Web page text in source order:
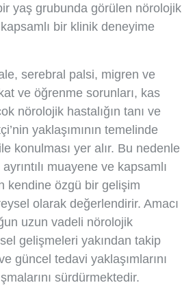
yaş grubunda görülen nörolojik
bir klinik deneyime
serebral palsi, migren ve
ve öğrenme sorunları, kas
nörolojik hastalığın tanı ve
yaklaşımının temelinde
konulması yer alır. Bu nedenle
muayene ve kapsamlı
kendine özgü bir gelişim
olarak değerlendirir. Amacı
uzun vadeli nörolojik
gelişmeleri yakından takip
güncel tedavi yaklaşımlarını
sürdürmektedir.